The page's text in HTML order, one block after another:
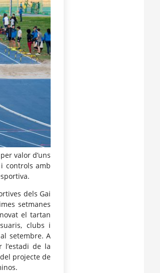
valor d’uns
controls amb
dels Gai
setmanes
el tartan
clubs i
setembre. A
de la
projecte de